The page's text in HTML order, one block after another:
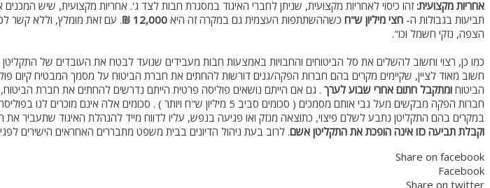
אחריות מקצועית:זהו כיסוי לאחריות מקצועית, שניתן לחברי האיגוד במסגרת חבות לצד ג'. אחריות מקצועית, שיש
תביעות בגבולות ה- חצי מיליון ש"ח כשההשתתפות העצמית גם במקרה זה היא 12,000
₪. עם זאת מומלץ, וללא קשר
הצפה, נזקי חשמל וכו".
כמו כן, רצוי וחשוב להשלים את סל הביטוחים והחבויות באמצעות חבות מעבידים שנועד לבטח את העובדים של
חשוב מאוד לציין, שקיימים מקרים בהם חברות הפקה/גנים דורשות להחתים את חברת הביטוח על מסמך המבטיח קיום
הביטוח ומתקבל חתום אחרי שבוע לערך . גם אם הייתם נושאים פוליסה פרטית הייתם נדרשים להחתים את חברת
חברות הפקה מבקשים מעל גבי אותם מסמכים ( סכומים סביב 5 מיליון ש"ח ויותר ) . סכומים אלה אינם מוכרים לנו בפוליסה שלנו.
במקרים בהם התקליטן נתבע לשלם פיצוי, כתוצאה מנזק ואו פגיעה בנפש, עליו לדווח מייד להנהלת האיגוד שתעביר את
וקבלת תביעה כזו אינה הופכת את התקליטן אשם. לרוב בעת ניהול הדיונים בבית משפט מתבררים האחראים הישירים
Share on facebook
Facebook
Share on twitter